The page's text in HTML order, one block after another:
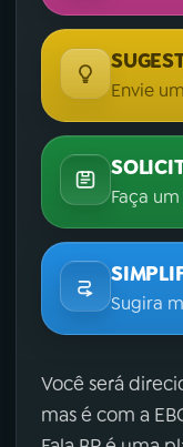
Envie
Faça
Sugira
Você será
mas é com a